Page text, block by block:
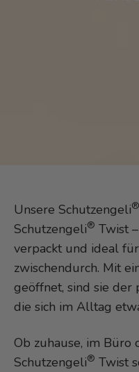
Unsere Schutzengeli®
Schutzengeli® Twist
verpackt und ideal
zwischendurch. Mit
geöffnet, sind sie
die sich im Alltag
Ob zuhause, im Büro
Schutzengeli® Twist